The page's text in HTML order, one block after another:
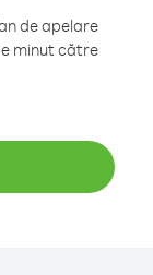
de apelare
minut către